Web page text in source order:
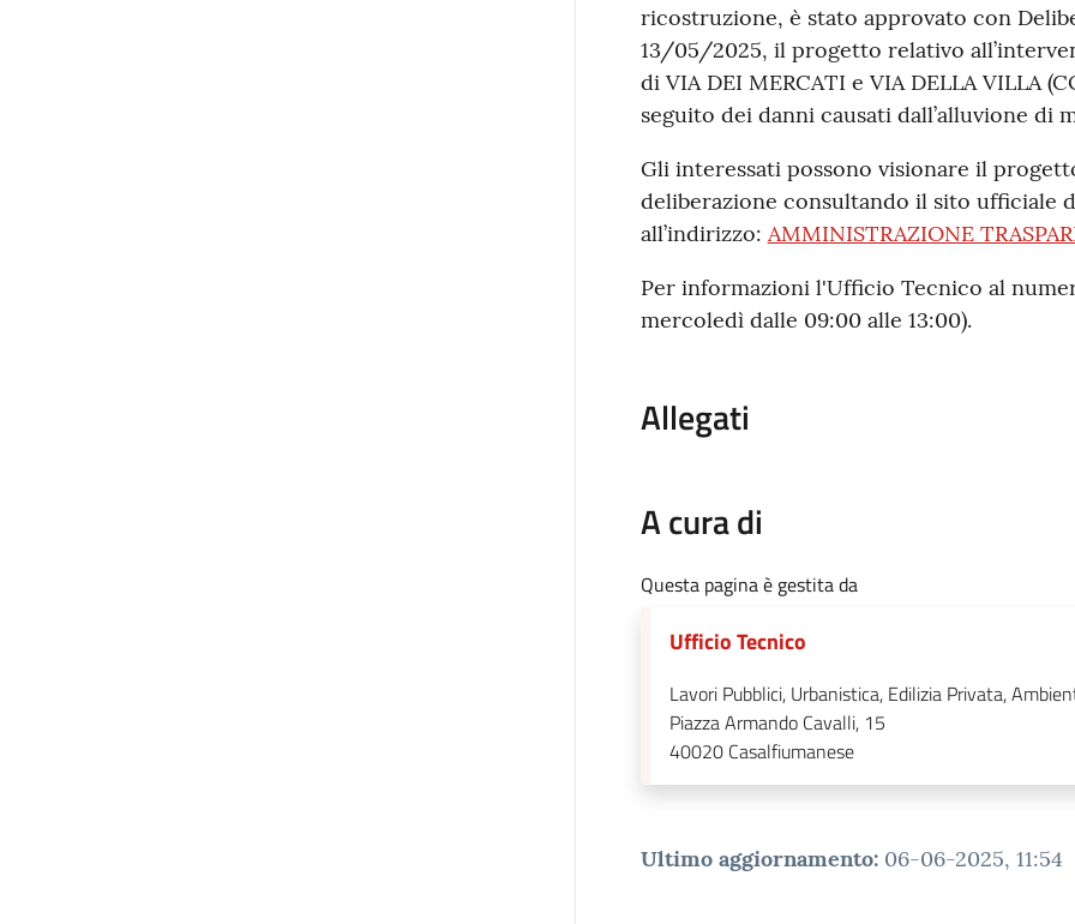
ricostruzione, è stato approvato con
13/05/2025, il progetto relativo
di VIA DEI MERCATI e VIA DELLA VILLA
seguito dei danni causati dall’alluvione di
Gli interessati possono visionare il
deliberazione consultando il sito ufficiale
all’indirizzo: AMMINISTRAZIONE
Per informazioni l'Ufficio Tecnico al
mercoledì dalle 09:00 alle 13:00).
Allegati
A cura di
Questa pagina è gestita da
Ufficio Tecnico
Lavori Pubblici, Urbanistica, Edilizia Privata,
Piazza Armando Cavalli, 15
40020 Casalfiumanese
Ultimo aggiornamento: 06-06-2025, 11:54